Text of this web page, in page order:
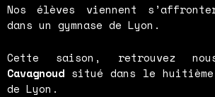
Nos élèves viennent
dans un gymnase de Lyon.
Cette saison, retrouvez
Cavagnoud situé dans le huitième
de Lyon.